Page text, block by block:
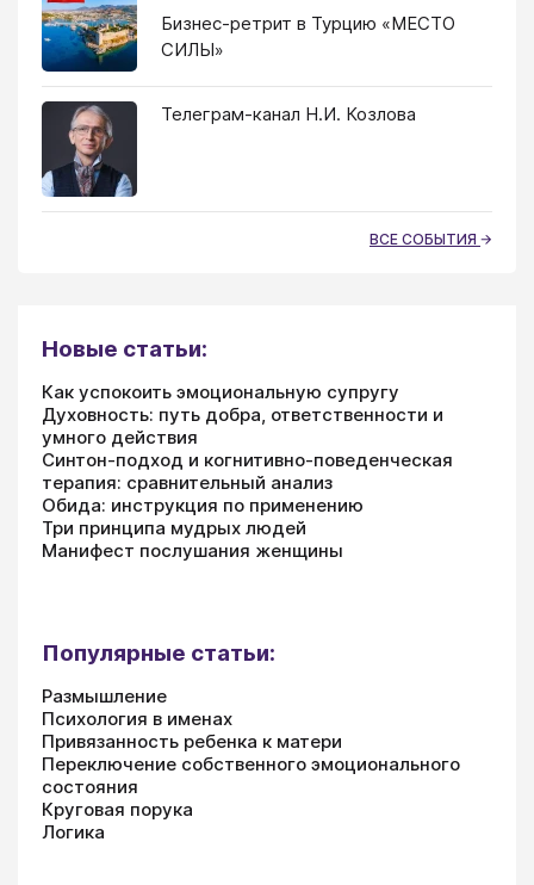
Бизнес-ретрит в Турцию «МЕСТО
СИЛЫ»
Телеграм-канал Н.И. Козлова
ВСЕ СОБЫТИЯ
Новые статьи:
Как успокоить эмоциональную супругу
Духовность: путь добра, ответственности и
умного действия
Синтон-подход и когнитивно-поведенческая
терапия: сравнительный анализ
Обида: инструкция по применению
Три принципа мудрых людей
Манифест послушания женщины
Популярные статьи:
Размышление
Психология в именах
Привязанность ребенка к матери
Переключение собственного эмоционального
состояния
Круговая порука
Логика